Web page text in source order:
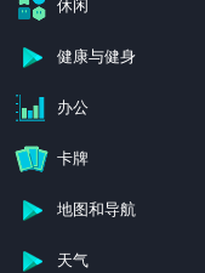
休闲
健康与健身
办公
卡牌
地图和导航
天气